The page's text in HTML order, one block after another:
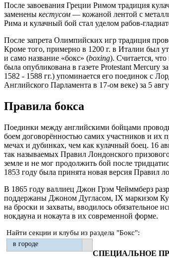
После завоевания Греции Римом традиция
заменены кестусом — кожаной лентой с
Рима и кулачный бой стал уделом рабов-
После запрета Олимпийских игр традиция
Кроме того, примерно в 1200 г. в Италии был
и само название «бокс» (boxing). Считается,
была опубликована в газете Protestant
1582 - 1588 гг.) упоминается его поединок с
Английского Парламента в 17-ом веке) за 5
Правила бокса
Поединки между английскими бойцами
боем договорённостью самих участников и их
мечах и дубинках, чем как кулачный боец. 16
так называемых Правил Лондонского
земле и не мог продолжить бой после
1853 году была принята новая версия Правил
В 1865 году валлиец Джон Грэм Чейммберз
поддержаны Джоном Дугласом, IX маркизом
на броски и захваты, вводилось обязательное
нокдауна и нокаута в их современной форме.
Найти секции и клубы из раздела "Бокс":
в городе
СПЕЦИАЛЬНОЕ